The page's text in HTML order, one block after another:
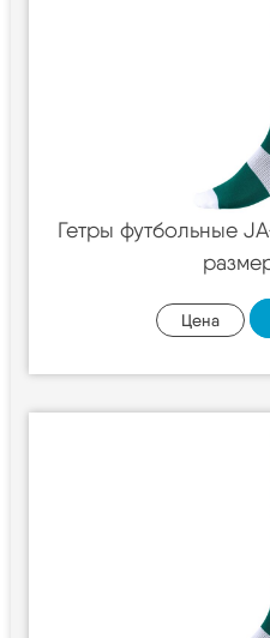
Гетры футбольные
Цена